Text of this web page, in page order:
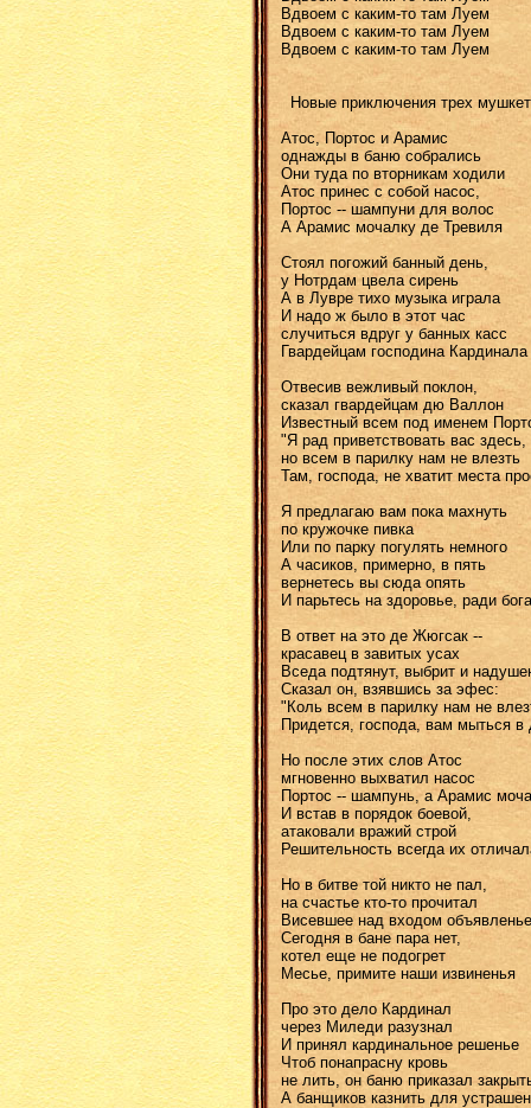
Вдвоем с каким-то там Луем
Вдвоем с каким-то там Луем
Вдвоем с каким-то там Луем
Новые приключения трех
Атос, Портос и Арамис
однажды в баню собрались
Они туда по вторникам ходили
Атос принес с собой насос,
Портос -- шампуни для волос
А Арамис мочалку де Тревиля
Стоял погожий банный день,
у Нотрдам цвела сирень
А в Лувре тихо музыка играла
И надо ж было в этот час
случиться вдруг у банных касс
Гвардейцам господина Кардинала
Отвесив вежливый поклон,
сказал гвардейцам дю Валлон
Известный всем под именем
"Я рад приветствовать вас здесь,
но всем в парилку нам не влезть
Там, господа, не хватит места
Я предлагаю вам пока махнуть
по кружочке пивка
Или по парку погулять немного
А часиков, примерно, в пять
вернетесь вы сюда опять
И парьтесь на здоровье, ради
В ответ на это де Жюгсак --
красавец в завитых усах
Вседа подтянут, выбрит и
Сказал он, взявшись за эфес:
"Коль всем в парилку нам не
Придется, господа, вам мыться
Но после этих слов Атос
мгновенно выхватил насос
Портос -- шампунь, а Арамис
И встав в порядок боевой,
атаковали вражий строй
Решительность всегда их
Но в битве той никто не пал,
на счастье кто-то прочитал
Висевшее над входом
Сегодня в бане пара нет,
котел еще не подогрет
Месье, примите наши извиненья
Про это дело Кардинал
через Миледи разузнал
И принял кардинальное решенье
Чтоб понапрасну кровь
не лить, он баню приказал
А банщиков казнить для